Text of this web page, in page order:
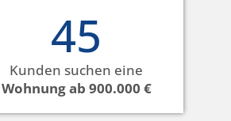
45
Kunden suchen eine
Wohnung ab 900.000 €